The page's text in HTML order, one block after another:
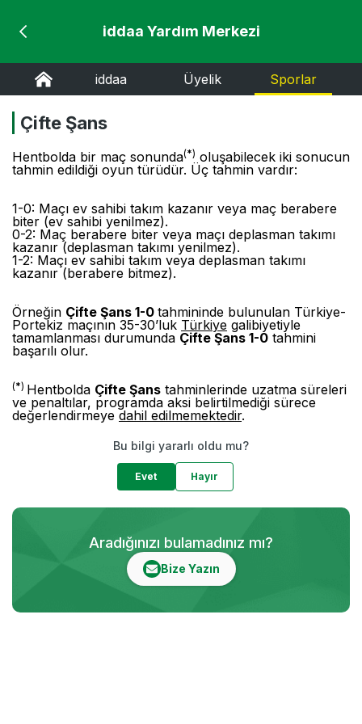
iddaa Yardım Merkezi
iddaa Üyelik Sporlar
Çifte Şans
Hentbolda bir maç sonunda(*) oluşabilecek iki sonucun
tahmin edildiği oyun türüdür. Üç tahmin vardır:
1-0: Maçı ev sahibi takım kazanır veya maç berabere
biter (ev sahibi yenilmez).
0-2: Maç berabere biter veya maçı deplasman takımı
kazanır (deplasman takımı yenilmez).
1-2: Maçı ev sahibi takım veya deplasman takımı
kazanır (berabere bitmez).
Örneğin Çifte Şans 1-0 tahmininde bulunulan Türkiye-
Portekiz maçının 35-30’luk Türkiye galibiyetiyle
tamamlanması durumunda Çifte Şans 1-0 tahmini
başarılı olur.
(*) Hentbolda Çifte Şans tahminlerinde uzatma süreleri
ve penaltılar, programda aksi belirtilmediği sürece
değerlendirmeye dahil edilmemektedir.
Bu bilgi yararlı oldu mu?
Evet Hayır
Aradığınızı bulamadınız mı?
Bize Yazın